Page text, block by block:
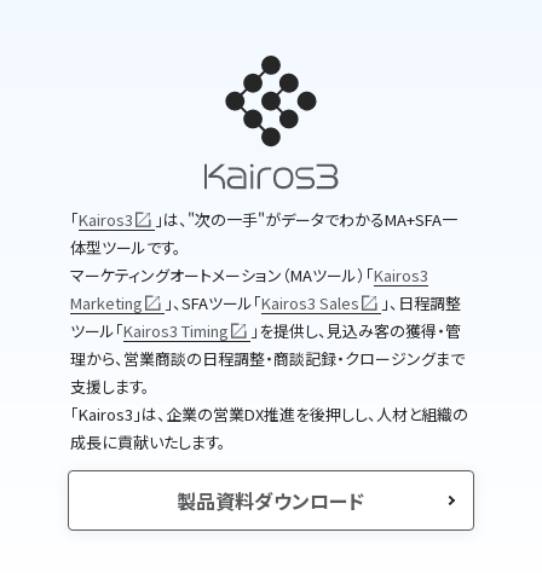
｢Kairos3
｣は、"次の一手"がデータでわかるMA+SFA一
体型ツールです。
マーケティングオートメーション（MAツール）｢Kairos3
Marketing
｣、SFAツール｢Kairos3 Sales
｣、日程調整
ツール｢Kairos3 Timing
｣を提供し、見込み客の獲得・管
理から、営業商談の日程調整・商談記録・クロージングまで
支援します。
｢Kairos3｣は、企業の営業DX推進を後押しし、人材と組織の
成長に貢献いたします。
製品資料ダウンロード